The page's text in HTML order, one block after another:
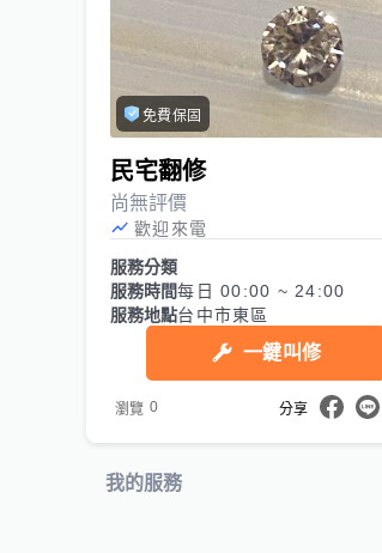
免費保固
民宅翻修
尚無評價
歡迎來電
服務分類
服務時間每日 00:00 ~ 24:00
服務地點台中市東區
一鍵叫修
瀏覽 0 分享
我的服務